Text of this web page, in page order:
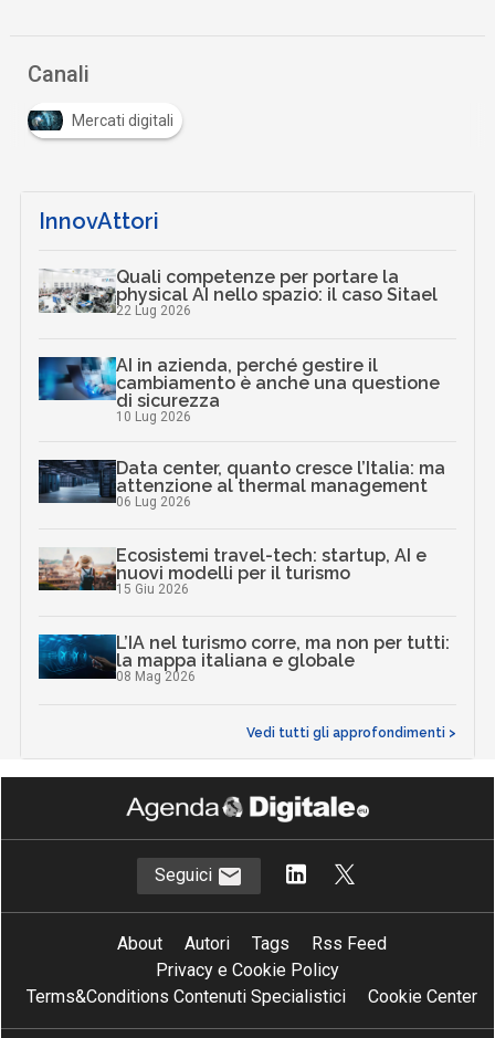
Canali
Mercati digitali
InnovAttori
Quali competenze per portare la
physical AI nello spazio: il caso Sitael
22 Lug 2026
AI in azienda, perché gestire il
cambiamento è anche una questione
di sicurezza
10 Lug 2026
Data center, quanto cresce l’Italia: ma
attenzione al thermal management
06 Lug 2026
Ecosistemi travel-tech: startup, AI e
nuovi modelli per il turismo
15 Giu 2026
L’IA nel turismo corre, ma non per tutti:
la mappa italiana e globale
08 Mag 2026
Vedi tutti gli approfondimenti >
Seguici
About Autori Tags
Rss Feed
Privacy e Cookie Policy
Terms&Conditions Contenuti Specialistici
Cookie Center